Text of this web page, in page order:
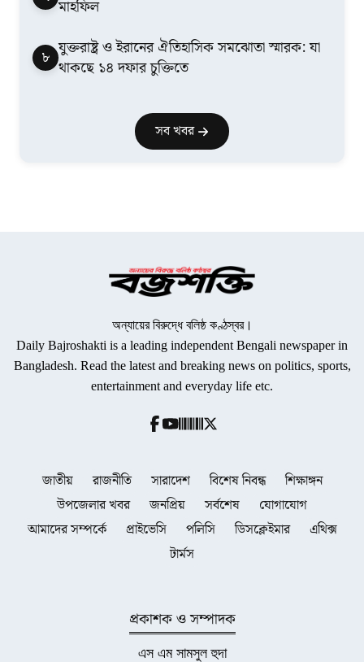
মাহফিল
৮ যুক্তরাষ্ট্র ও ইরানের ঐতিহাসিক সমঝোতা স্মারক: যা
থাকছে ১৪ দফার চুক্তিতে
সব খবর
অন্যায়ের বিরুদ্ধে বলিষ্ঠ কণ্ঠস্বর।
Daily Bajroshakti is a leading independent Bengali newspaper in
Bangladesh. Read the latest and breaking news on politics, sports,
entertainment and everyday life etc.
জাতীয় রাজনীতি সারাদেশ বিশেষ নিবন্ধ
শিক্ষাঙ্গন
উপজেলার খবর
জনপ্রিয় সর্বশেষ
যোগাযোগ
আমাদের সম্পর্কে
প্রাইভেসি পলিসি ডিসক্লেইমার
এথিক্স
টার্মস
প্রকাশক ও সম্পাদক
এস এম সামসুল হুদা